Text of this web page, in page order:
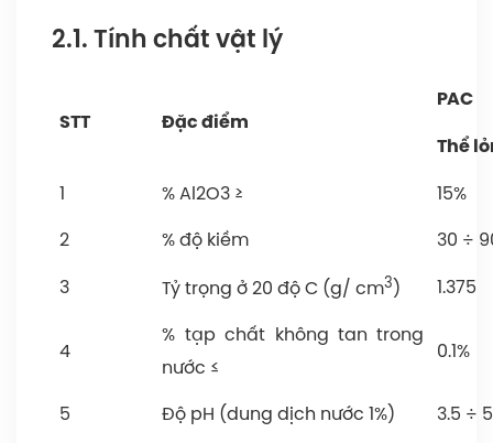
2.1. Tính chất vật lý
STT Đặc điểm
PAC
Thể
1 % Al2O3 ≥
15%
2
% độ kiềm
30 ÷
3
Tỷ trọng ở 20 độ C (g/ cm3) 1.375
4
% tạp chất không tan trong
nước ≤
0.1%
5 Độ pH (dung dịch nước 1%)
3.5 ÷